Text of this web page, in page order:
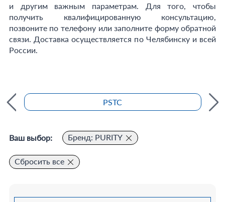
и другим важным параметрам. Для того, чтобы
получить квалифицированную консультацию,
позвоните по телефону или заполните форму обратной
связи. Доставка осуществляется по Челябинску и всей
России.
PSTC
Ваш выбор: Бренд: PURITY
Сбросить все